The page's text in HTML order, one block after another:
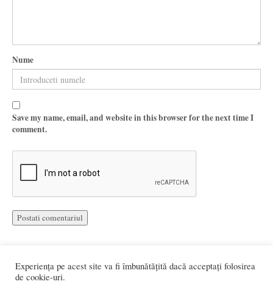
Nume
Save my name, email, and website in this browser for the next time I
comment.
Experiența pe acest site va fi îmbunătățită dacă acceptați folosirea
de cookie-uri.